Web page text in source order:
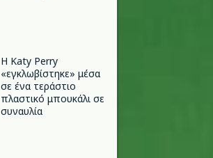
H Katy Perry
«εγκλωβίστηκε» μέσα
σε ένα τεράστιο
πλαστικό μπουκάλι σε
συναυλία